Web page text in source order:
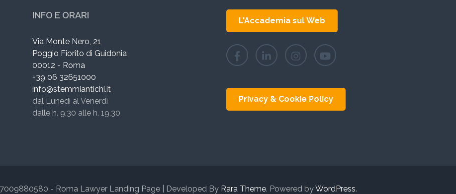
INFO E ORARI
Via Monte Nero, 21
Poggio Fiorito di Guidonia
00012 - Roma
+39 06 32651000
info@stemmiantichi.it
dal Lunedì al Venerdì
dalle h. 9,30 alle h. 19,30
L'Accademia sul Web
Privacy & Cookie Policy
- Roma Lawyer Landing Page | Developed By Rara Theme. Powered byWordPress.